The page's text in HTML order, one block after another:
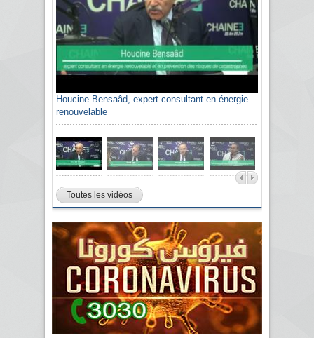
Houcine Bensaâd, expert consultant en énergie
renouvelable
Toutes les vidéos